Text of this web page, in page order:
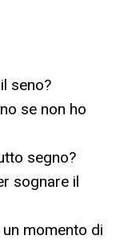
seno?
se non ho
segno?
sognare il
momento di